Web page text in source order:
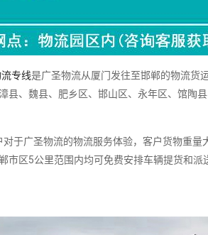
专线是广圣物流从厦门发往至邯郸的物流货
县、魏县、肥乡区、邯山区、永年区、馆陶
于广圣物流的物流服务体验，客户货物重量
市区5公里范围内均可免费安排车辆提货和